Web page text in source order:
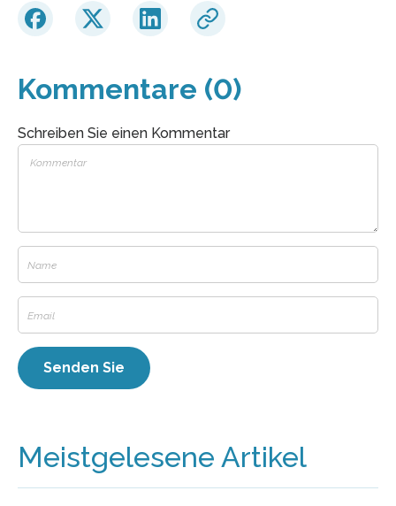
Kommentare (0)
Schreiben Sie einen Kommentar
Meistgelesene Artikel